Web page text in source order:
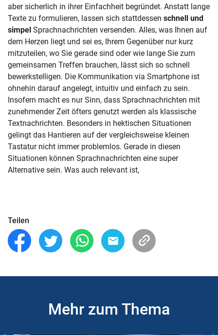
aber sicherlich in ihrer Einfachheit begründet. Anstatt lange
Texte zu formulieren, lassen sich stattdessen schnell und
simpel Sprachnachrichten versenden. Alles, was Ihnen auf
dem Herzen liegt und sei es, Ihrem Gegenüber nur kurz
mitzuteilen, wo Sie gerade sind oder wie lange Sie zum
gemeinsamen Treffen brauchen, lässt sich so schnell
bewerkstelligen. Die Kommunikation via Smartphone ist
ohnehin darauf angelegt, intuitiv und einfach zu sein.
Insofern macht es nur Sinn, dass Sprachnachrichten mit
zunehmender Zeit öfters genutzt werden als klassische
Textnachrichten. Besonders in hektischen Situationen
gelingt das Hantieren auf der vergleichsweise kleinen
Tastatur nicht immer problemlos. Gerade in diesen
Situationen können Sprachnachrichten eine super
Alternative sein. Was auch relevant ist,
Teilen
Mehr zum Thema